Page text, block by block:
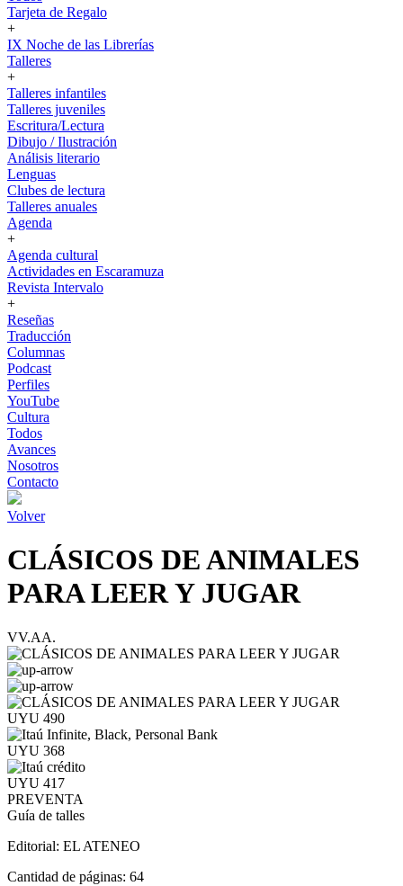
Tarjeta de Regalo
+
IX Noche de las Librerías
Talleres
+
Talleres infantiles
Talleres juveniles
Escritura/Lectura
Dibujo / Ilustración
Análisis literario
Lenguas
Clubes de lectura
Talleres anuales
Agenda
+
Agenda cultural
Actividades en Escaramuza
Revista Intervalo
+
Reseñas
Traducción
Columnas
Podcast
Perfiles
YouTube
Cultura
Todos
Avances
Nosotros
Contacto
Volver
CLÁSICOS DE ANIMALES
PARA LEER Y JUGAR
VV.AA.
UYU 490
UYU 368
UYU 417
PREVENTA
Guía de talles
Editorial: EL ATENEO
Cantidad de páginas: 64